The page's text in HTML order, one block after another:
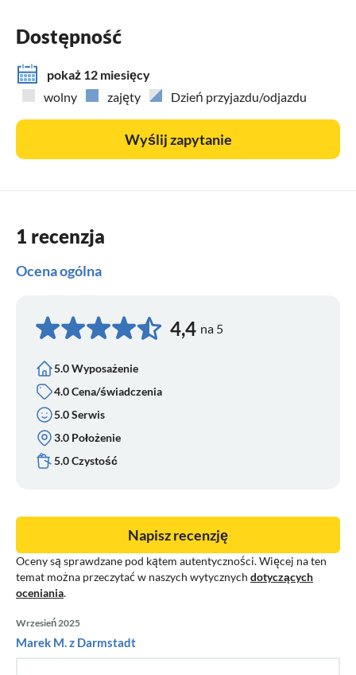
Dostępność
pokaż 12 miesięcy
wolny
zajęty Dzień przyjazdu/odjazdu
Wyślij zapytanie
1 recenzja
Ocena ogólna
4,4 na 5
5.0 Wyposażenie
4.0 Cena/świadczenia
5.0 Serwis
3.0 Położenie
5.0 Czystość
Oceny są sprawdzane pod kątem autentyczności. Więcej na ten
temat można przeczytać w naszych wytycznych dotyczących
oceniania.
Napisz recenzję
Wrzesień 2025
Marek M. z Darmstadt